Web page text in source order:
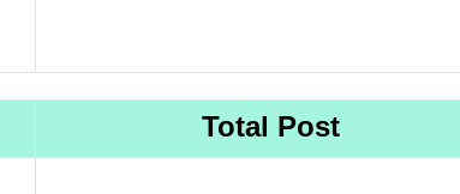
Total Post